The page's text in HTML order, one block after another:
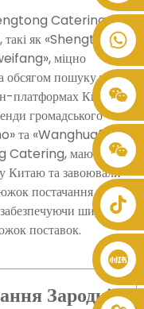
Catering
такі як «Shengtong
міцно
обсягом пошуку та
платформах Китаю.
громадського
та «Wanghuafeng
Catering, мають
Китаю та завоювали
постачання
широке
поставок.
Зародків